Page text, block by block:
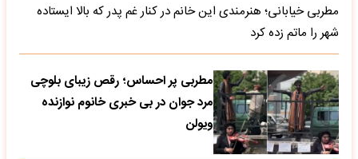
مطربی خیابانی؛ هنرمندی این خانم در کنار غم پدر که بالا ایستاده
شهر را ماتم زده کرد
مطربی پر احساس؛ رقص زیبای بلوچی
مرد جوان در بی خبری خانوم نوازنده
ویولن